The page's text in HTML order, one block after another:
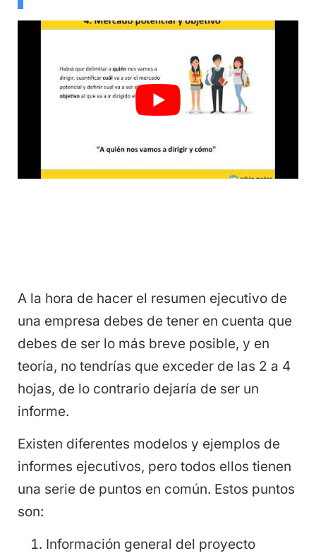
A la hora de hacer el resumen ejecutivo de
una empresa debes de tener en cuenta que
debes de ser lo más breve posible, y en
teoría, no tendrías que exceder de las 2 a 4
hojas, de lo contrario dejaría de ser un
informe.
Existen diferentes modelos y ejemplos de
informes ejecutivos, pero todos ellos tienen
una serie de puntos en común. Estos puntos
son:
Información general del proyecto